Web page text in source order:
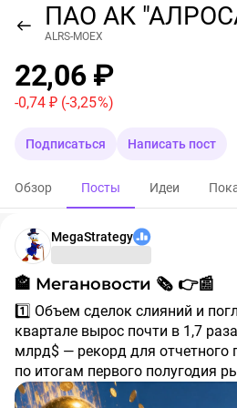
ПАО АК
ALRS-MOEX
22,06 ₽
-0,74 ₽ (-3,25 %)
Подписаться Написать пост
Обзор Посты Идеи
MegaStrategy
🏤 Мегановости 🗞 👉📰
1️⃣ Объем сделок слияний и поглощений в России во II
квартале вырос почти в 1,7
млрд$ — рекорд для отчетного
по итогам первого полугодия
на 32%, превысив 24 млрд$,
Крупнейшей сделкой стало